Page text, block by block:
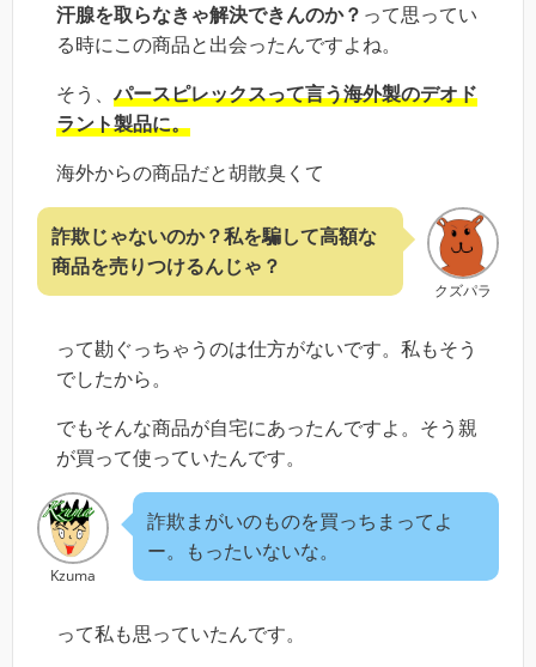
汗腺を取らなきゃ解決できんのか？ って思ってい
る時にこの商品と出会ったんですよね。
そう、パースピレックスって言う海外製のデオド
ラント製品に。
海外からの商品だと胡散臭くて
クズパラ
詐欺じゃないのか？私を騙して高額な
商品を売りつけるんじゃ？
って勘ぐっちゃうのは仕方がないです。私もそう
でしたから。
でもそんな商品が自宅にあったんですよ。そう親
が買って使っていたんです。
Kzuma
詐欺まがいのものを買っちまってよ
ー。もったいないな。
って私も思っていたんです。